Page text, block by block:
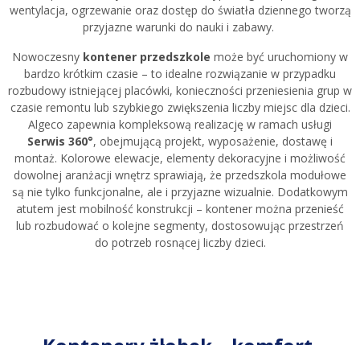
wentylacja, ogrzewanie oraz dostęp do światła dziennego tworzą
przyjazne warunki do nauki i zabawy.
Nowoczesny kontener przedszkole może być uruchomiony w
bardzo krótkim czasie – to idealne rozwiązanie w przypadku
rozbudowy istniejącej placówki, konieczności przeniesienia grup w
czasie remontu lub szybkiego zwiększenia liczby miejsc dla dzieci.
Algeco zapewnia kompleksową realizację w ramach usługi
Serwis 360°, obejmującą projekt, wyposażenie, dostawę i
montaż. Kolorowe elewacje, elementy dekoracyjne i możliwość
dowolnej aranżacji wnętrz sprawiają, że przedszkola modułowe
są nie tylko funkcjonalne, ale i przyjazne wizualnie. Dodatkowym
atutem jest mobilność konstrukcji – kontener można przenieść
lub rozbudować o kolejne segmenty, dostosowując przestrzeń
do potrzeb rosnącej liczby dzieci.